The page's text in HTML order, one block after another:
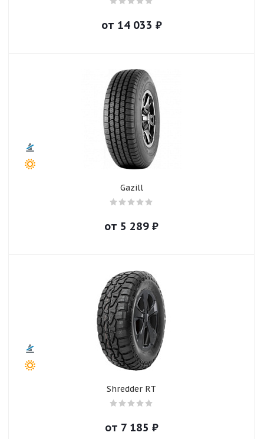
от 14 033 ₽
Gazill
от 5 289 ₽
Shredder RT
от 7 185 ₽